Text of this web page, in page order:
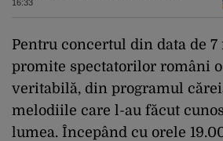
16:33
Pentru concertul din data de 7
promite spectatorilor români
veritabilă, din programul
melodiile care l-au făcut
lumea. Începând cu orele